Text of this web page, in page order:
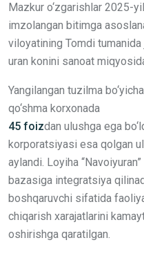
Mazkur o‘zgarishlar 2025-
imzolangan bitimga
viloyatining Tomdi tumanida
uran konini sanoat
Yangilangan tuzilma
qo‘shma korxonada
45 foizdan ulushga ega
korporatsiyasi esa qolgan
aylandi. Loyiha
bazasiga integratsiya
boshqaruvchi sifatida
chiqarish xarajatlarini
oshirishga qaratilgan.